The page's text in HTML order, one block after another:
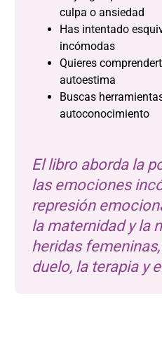
culpa o ansiedad
Has intentado
incómodas
Quieres
autoestima
Buscas
autoconocimiento
El libro aborda la
las emociones
represión
la maternidad y la
heridas
duelo, la terapia y